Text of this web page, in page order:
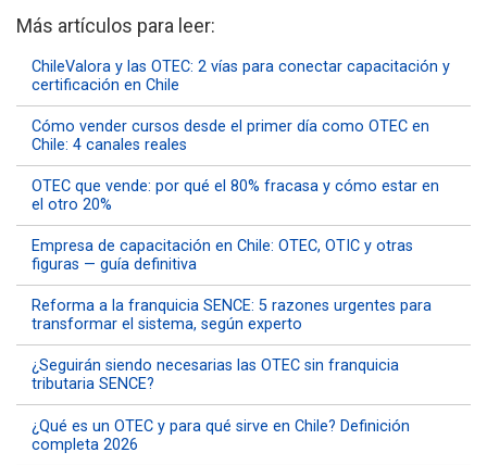
Más artículos para leer:
ChileValora y las OTEC: 2 vías para conectar capacitación y
certificación en Chile
Cómo vender cursos desde el primer día como OTEC en
Chile: 4 canales reales
OTEC que vende: por qué el 80% fracasa y cómo estar en
el otro 20%
Empresa de capacitación en Chile: OTEC, OTIC y otras
figuras — guía definitiva
Reforma a la franquicia SENCE: 5 razones urgentes para
transformar el sistema, según experto
¿Seguirán siendo necesarias las OTEC sin franquicia
tributaria SENCE?
¿Qué es un OTEC y para qué sirve en Chile? Definición
completa 2026